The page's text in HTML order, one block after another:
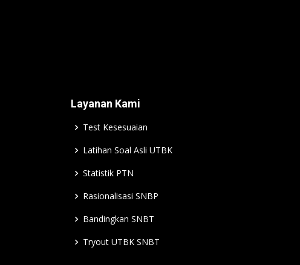
Layanan Kami
Test Kesesuaian
Latihan Soal Asli UTBK
Statistik PTN
Rasionalisasi SNBP
Bandingkan SNBT
Tryout UTBK SNBT